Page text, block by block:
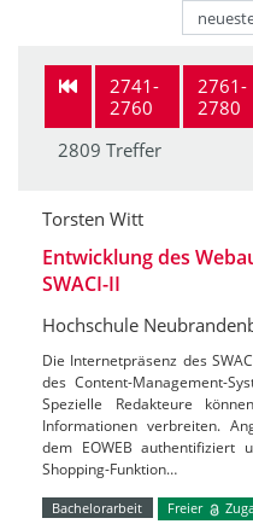
2741-
2760
2761-
2780
2809 Treffer
Torsten Witt
Entwicklung des
SWACI-II
Hochschule
Die Internetpräsenz des
des Content-Management-
Spezielle Redakteure
Informationen verbreiten.
dem EOWEB authentifiziert
Shopping-Funktion…
Bachelorarbeit Freier